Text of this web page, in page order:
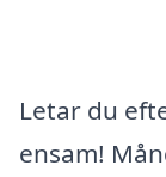
Letar du
ensam!